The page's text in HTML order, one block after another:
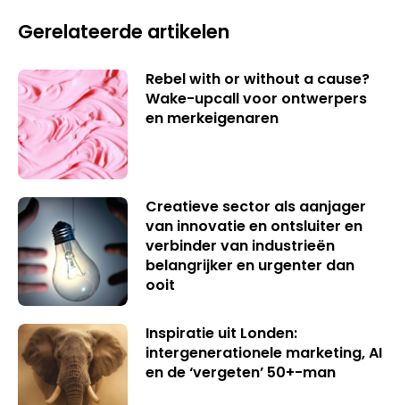
Gerelateerde artikelen
Rebel with or without a cause?
Wake-upcall voor ontwerpers
en merkeigenaren
Creatieve sector als aanjager
van innovatie en ontsluiter en
verbinder van industrieën
belangrijker en urgenter dan
ooit
Inspiratie uit Londen:
intergenerationele marketing, AI
en de ‘vergeten’ 50+-man